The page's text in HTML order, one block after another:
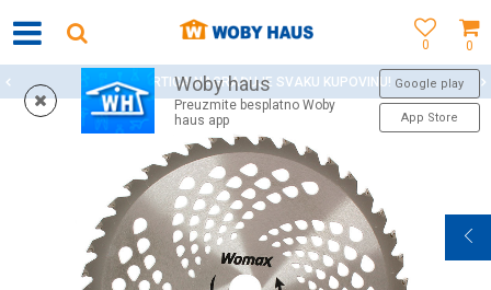
0
0
Woby haus
Preuzmite besplatno Woby
haus app
Google play
App Store
WOBY KARTICA NAGRAĐUJE SVAKU KUPOVINU!